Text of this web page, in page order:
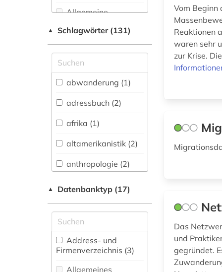
Allgemeine
fachübergreifende
Datenbanken (10)
Allgemeine und
vergleichende Sprach-
und
Literaturwissenschaft.
Indogermanistik.
Außereuropäische
Sprachen und
Anglistik.
Architektur,
Bauingenieur- und
Vermessungswesen (0)
Biotechnologie (1)
▲ Schlagwörter (131)
abwanderung (1)
adressbuch (2)
afrika (1)
altamerikanistik (2)
anthropologie (2)
antisemitismus (1)
arbeit (6)
asyl (6)
asylpaket (1)
asylrecht (1)
▲ Datenbanktyp (17)
Address- und
Firmenverzeichnis (3)
Allgemeines
Vom Beginn
Reaktionen
waren sehr
zur Krise.
Das
und
gegründet.